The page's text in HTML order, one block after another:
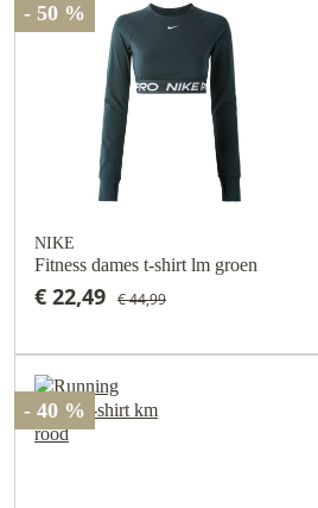
- 50 %
NIKE
Fitness dames t-shirt lm groen
€ 22,49 € 44,99
- 40 %